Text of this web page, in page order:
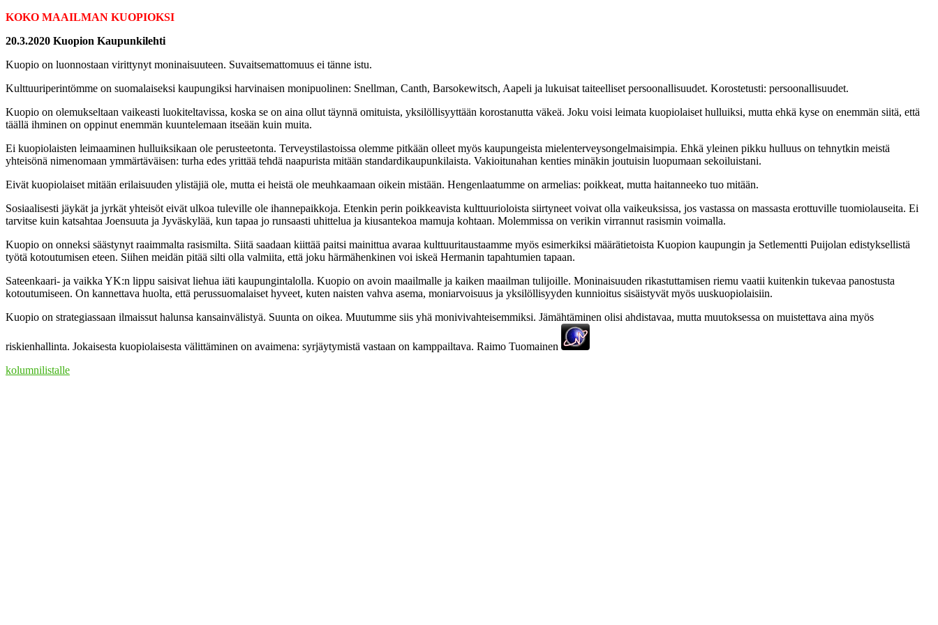
KOKO MAAILMAN KUOPIOKSI
20.3.2020 Kuopion Kaupunkilehti
Kuopio on luonnostaan virittynyt moninaisuuteen. Suvaitsemattomuus ei tänne istu.
Kulttuuriperintömme on suomalaiseksi kaupungiksi harvinaisen monipuolinen: Snellman, Canth, Barsokewitsch, Aapeli ja lukuisat taiteelliset persoonallisuudet. Korostetusti: persoonallisuudet.
Kuopio on olemukseltaan vaikeasti luokiteltavissa, koska se on aina ollut täynnä omituista, yksilöllisyyttään korostanutta väkeä. Joku voisi leimata kuopiolaiset hulluiksi, mutta ehkä kyse on enemmän siitä, että
täällä ihminen on oppinut enemmän kuuntelemaan itseään kuin muita.
Ei kuopiolaisten leimaaminen hulluiksikaan ole perusteetonta. Terveystilastoissa olemme pitkään olleet myös kaupungeista mielenterveysongelmaisimpia. Ehkä yleinen pikku hulluus on tehnytkin meistä
yhteisönä nimenomaan ymmärtäväisen: turha edes yrittää tehdä naapurista mitään standardikaupunkilaista. Vakioitunahan kenties minäkin joutuisin luopumaan sekoiluistani.
Eivät kuopiolaiset mitään erilaisuuden ylistäjiä ole, mutta ei heistä ole meuhkaamaan oikein mistään. Hengenlaatumme on armelias: poikkeat, mutta haitanneeko tuo mitään.
Sosiaalisesti jäykät ja jyrkät yhteisöt eivät ulkoa tuleville ole ihannepaikkoja. Etenkin perin poikkeavista kulttuurioloista siirtyneet voivat olla vaikeuksissa, jos vastassa on massasta erottuville tuomiolauseita. Ei
tarvitse kuin katsahtaa Joensuuta ja Jyväskylää, kun tapaa jo runsaasti uhittelua ja kiusantekoa mamuja kohtaan. Molemmissa on verikin virrannut rasismin voimalla.
Kuopio on onneksi säästynyt raaimmalta rasismilta. Siitä saadaan kiittää paitsi mainittua avaraa kulttuuritaustaamme myös esimerkiksi määrätietoista Kuopion kaupungin ja Setlementti Puijolan edistyksellistä
työtä kotoutumisen eteen. Siihen meidän pitää silti olla valmiita, että joku härmähenkinen voi iskeä Hermanin tapahtumien tapaan.
Sateenkaari- ja vaikka YK:n lippu saisivat liehua iäti kaupungintalolla. Kuopio on avoin maailmalle ja kaiken maailman tulijoille. Moninaisuuden rikastuttamisen riemu vaatii kuitenkin tukevaa panostusta
kotoutumiseen. On kannettava huolta, että perussuomalaiset hyveet, kuten naisten vahva asema, moniarvoisuus ja yksilöllisyyden kunnioitus sisäistyvät myös uuskuopiolaisiin.
Kuopio on strategiassaan ilmaissut halunsa kansainvälistyä. Suunta on oikea. Muutumme siis yhä monivivahteisemmiksi. Jämähtäminen olisi ahdistavaa, mutta muutoksessa on muistettava aina myös
riskienhallinta. Jokaisesta kuopiolaisesta välittäminen on avaimena: syrjäytymistä vastaan on kamppailtava. Raimo Tuomainen
kolumnilistalle